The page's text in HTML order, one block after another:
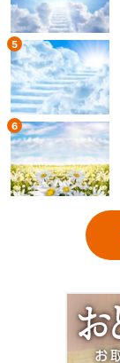
5
6